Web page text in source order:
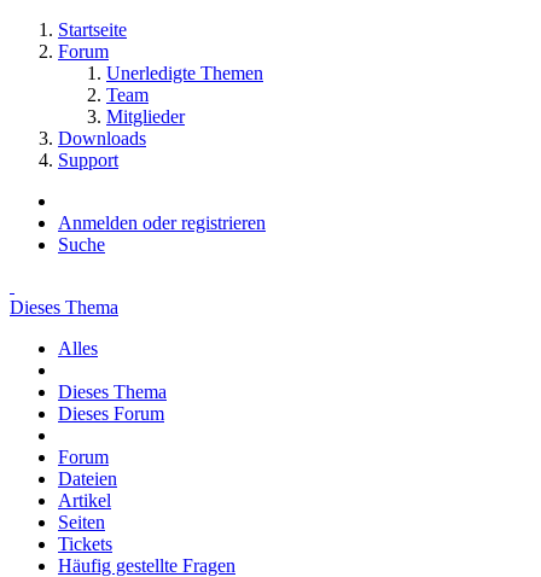
Startseite
Forum
Unerledigte Themen
Team
Mitglieder
Downloads
Support
Anmelden oder registrieren
Suche
Dieses Thema
Alles
Dieses Thema
Dieses Forum
Forum
Dateien
Artikel
Seiten
Tickets
Häufig gestellte Fragen